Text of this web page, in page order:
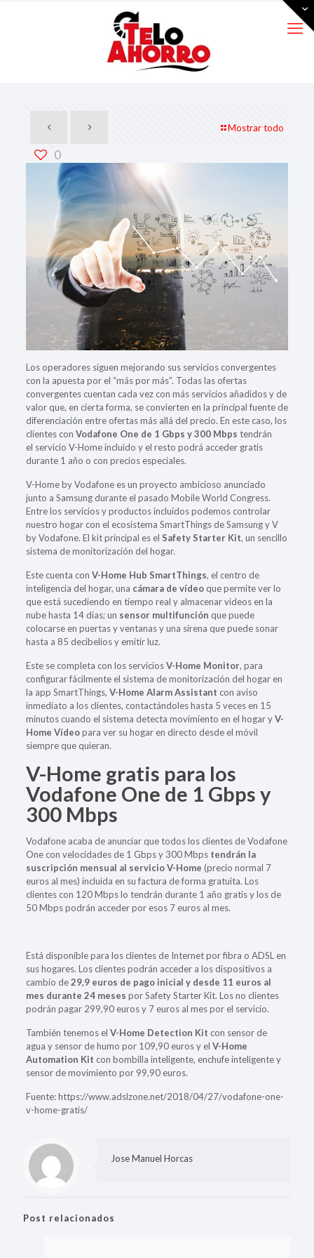
Mostrar todo
0
Los operadores siguen mejorando sus servicios convergentes
con la apuesta por el “más por más”. Todas las ofertas
convergentes cuentan cada vez con más servicios añadidos y de
valor que, en cierta forma, se convierten en la principal fuente de
diferenciación entre ofertas más allá del precio. En este caso, los
clientes con Vodafone One de 1 Gbps y 300 Mbps tendrán
el servicio V-Home incluido y el resto podrá acceder gratis
durante 1 año o con precios especiales.
V-Home by Vodafone es un proyecto ambicioso anunciado
junto a Samsung durante el pasado Mobile World Congress.
Entre los servicios y productos incluidos podemos controlar
nuestro hogar con el ecosistema SmartThings de Samsung y V
by Vodafone. El kit principal es el Safety Starter Kit, un sencillo
sistema de monitorización del hogar.
Este cuenta con V-Home Hub SmartThings, el centro de
inteligencia del hogar, una cámara de vídeoque permite ver lo
que está sucediendo en tiempo real y almacenar videos en la
nube hasta 14 días; un sensor multifunción que puede
colocarse en puertas y ventanas y una sirena que puede sonar
hasta a 85 decibelios y emitir luz.
Este se completa con los serviciosV-Home Monitor, para
configurar fácilmente el sistema de monitorización del hogar en
la app SmartThings, V-Home Alarm Assistant con aviso
inmediato a los clientes, contactándoles hasta 5 veces en 15
minutos cuando el sistema detecta movimiento en el hogar yV-
Home Vídeopara ver su hogar en directo desde el móvil
siempre que quieran.
V-Home gratis para los
Vodafone One de 1 Gbps y
300 Mbps
Vodafone acaba de anunciar que todos los clientes de Vodafone
One con velocidades de 1 Gbps y 300 Mbps tendrán la
suscripción mensual al servicio V-Home (precio normal 7
euros al mes) incluida en su factura de forma gratuita. Los
clientes con 120 Mbps lo tendrán durante 1 año gratis y los de
50 Mbps podrán acceder por esos 7 euros al mes.
Está disponible para los clientes de Internet por fibra o ADSL en
sus hogares. Los clientes podrán acceder a los dispositivos a
cambio de29,9 euros de pago inicial y desde 11 euros al
mes durante 24 meses por Safety Starter Kit. Los no clientes
podrán pagar 299,90 euros y 7 euros al mes por el servicio.
También tenemos el V-Home Detection Kit con sensor de
agua y sensor de humo por 109,90 euros y el V-Home
Automation Kit con bombilla inteligente, enchufe inteligente y
sensor de movimiento por 99,90 euros.
Fuente: https://www.adslzone.net/2018/04/27/vodafone-one-
v-home-gratis/
Jose Manuel Horcas
Post relacionados